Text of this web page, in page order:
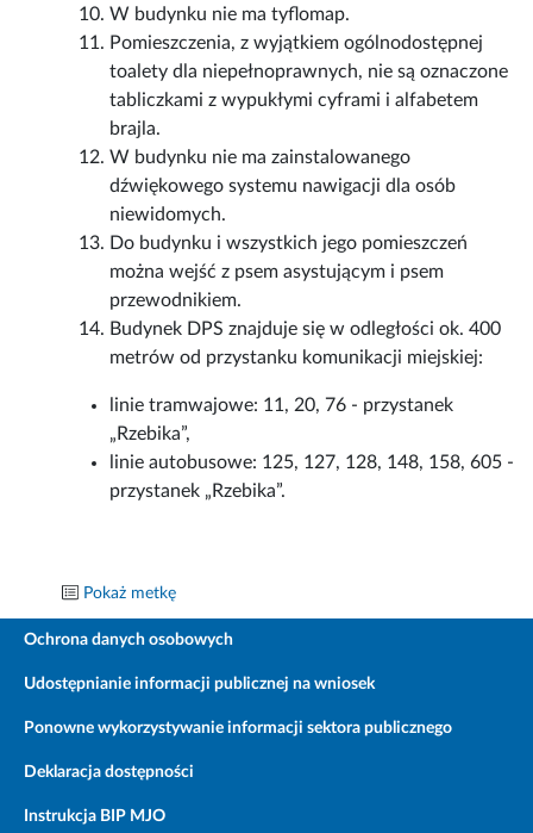
W budynku nie ma tyflomap.
Pomieszczenia, z wyjątkiem ogólnodostępnej
toalety dla niepełnoprawnych, nie są oznaczone
tabliczkami z wypukłymi cyframi i alfabetem
brajla.
W budynku nie ma zainstalowanego
dźwiękowego systemu nawigacji dla osób
niewidomych.
Do budynku i wszystkich jego pomieszczeń
można wejść z psem asystującym i psem
przewodnikiem.
Budynek DPS znajduje się w odległości ok. 400
metrów od przystanku komunikacji miejskiej:
linie tramwajowe: 11, 20, 76 - przystanek
„Rzebika”,
linie autobusowe: 125, 127, 128, 148, 158, 605 -
przystanek „Rzebika”.
Pokaż metkę
Ochrona danych osobowych
Udostępnianie informacji publicznej na wniosek
Ponowne wykorzystywanie informacji sektora publicznego
Deklaracja dostępności
Instrukcja BIP MJO